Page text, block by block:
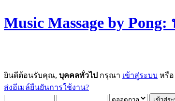
Music Massage by
ยินดีต้อนรับคุณ, บุคคลทั่วไป กรุณา เข้าสู่ระบบ หรือ
ส่งอีเมล์ยืนยันการใช้งาน?